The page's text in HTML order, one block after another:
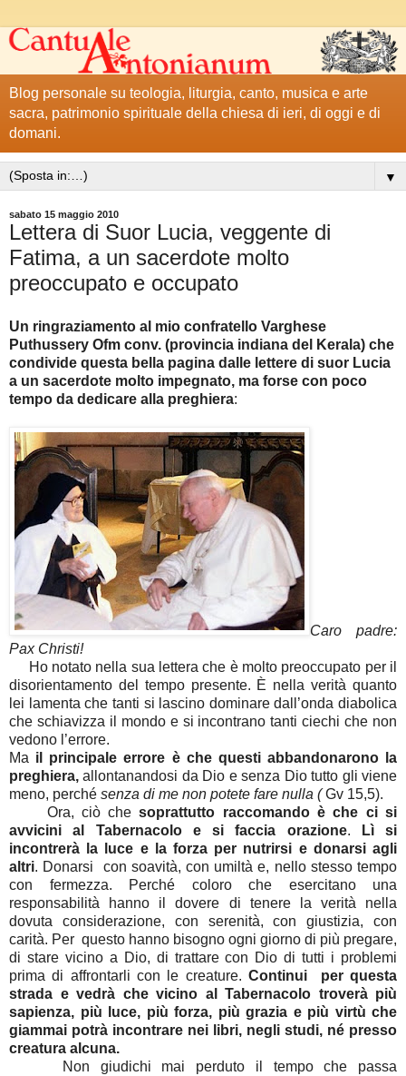
Blog personale su teologia, liturgia, canto, musica e arte
sacra, patrimonio spirituale della chiesa di ieri, di oggi e di
domani.
▼
sabato 15 maggio 2010
Lettera di Suor Lucia, veggente di
Fatima, a un sacerdote molto
preoccupato e occupato
Un ringraziamento al mio confratello Varghese
Puthussery Ofm conv. (provincia indiana del Kerala) che
condivide questa bella pagina dalle lettere di suor Lucia
a un sacerdote molto impegnato, ma forse con poco
tempo da dedicare alla preghiera:
Caro padre:
Pax Christi!
Ho notato nella sua lettera che è molto preoccupato per il
disorientamento del tempo presente. È nella verità quanto
lei lamenta che tanti si lascino dominare dall’onda diabolica
che schiavizza il mondo e si incontrano tanti ciechi che non
vedono l’errore.
Ma il principale errore è che questi abbandonarono la
preghiera, allontanandosi da Dio e senza Dio tutto gli viene
meno, perché senza di me non potete fare nulla (Gv 15,5).
Ora, ciò chesoprattutto raccomando è che ci si
avvicini al Tabernacolo e si faccia orazione.
Lì si
incontrerà la luce e la forza per nutrirsi e donarsi agli
altri. Donarsi con soavità, con umiltà e, nello stesso tempo
con fermezza. Perché coloro che esercitano una
responsabilità hanno il dovere di tenere la verità nella
dovuta considerazione, con serenità, con giustizia, con
carità. Per questo hanno bisogno ogni giorno di più pregare,
di stare vicino a Dio, di trattare con Dio di tutti i problemi
prima di affrontarli con le creature. Continui per questa
strada e vedrà che vicino al Tabernacolo troverà più
sapienza, più luce, più forza, più grazia e più virtù che
giammai potrà incontrare nei libri, negli studi, né presso
creatura alcuna.
Non giudichi mai perduto il tempo che passa